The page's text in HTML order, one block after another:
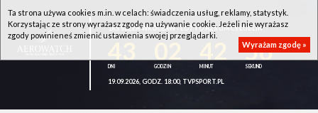
1KS ŚLĘZA WROCŁAW - LOTTO AZS UMCS LUBLIN
55
19.09.2026, GODZ. 18:00, TVPSPORT.PL
Ta strona używa cookies m.in. w celach: świadczenia usług, reklamy, statystyk.
Korzystając ze strony wyrażasz zgodę na używanie cookie. Jeżeli nie wyrażasz
zgody powinieneś zmienić ustawienia swojej przeglądarki.
Wyrażam zgodę »